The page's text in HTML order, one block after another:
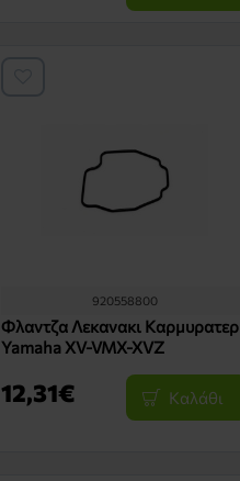
920558800
Φλαντζα Λεκανακι Καρμυρατερ
Yamaha XV-VMX-XVZ
12,31€ Καλάθι